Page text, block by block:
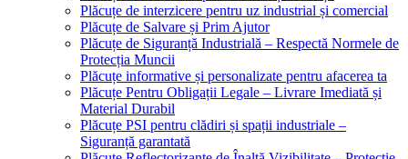
Plăcuțe de interzicere pentru uz industrial și comercial
Plăcuțe de Salvare și Prim Ajutor
Plăcuțe de Siguranță Industrială – Respectă Normele de
Protecția Muncii
Plăcuțe informative și personalizate pentru afacerea ta
Plăcuțe Pentru Obligații Legale – Livrare Imediată și
Material Durabil
Plăcuțe PSI pentru clădiri și spații industriale –
Siguranță garantată